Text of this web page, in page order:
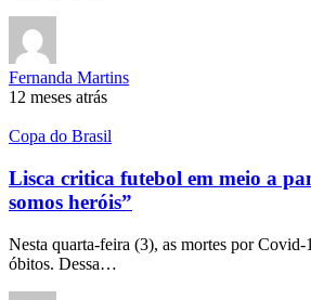
Fernanda Martins
12 meses atrás
Copa do Brasil
Lisca critica futebol em meio a
somos heróis”
Nesta quarta-feira (3), as mortes por Covid-
óbitos. Dessa…